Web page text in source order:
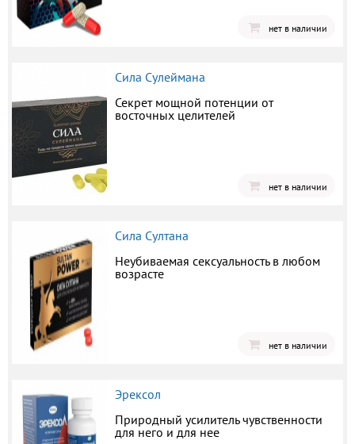
нет в наличии
Сила Сулеймана
Секрет мощной потенции от
восточных целителей
нет в наличии
Сила Султана
Неубиваемая сексуальность в любом
возрасте
нет в наличии
Эрексол
Природный усилитель чувственности
для него и для нее